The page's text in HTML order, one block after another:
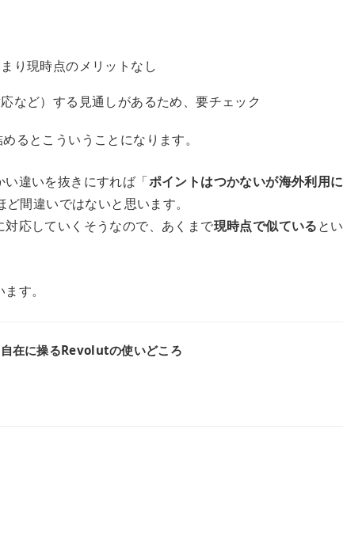
り現時点のメリットなし
など）する見通しがあるため、要チェック
るとこういうことになります。
違いを抜きにすれば「ポイントはつかないが海外利用に
間違いではないと思います。
対応していくそうなので、あくまで現時点で似ているとい
す。
在に操るRevolutの使いどころ